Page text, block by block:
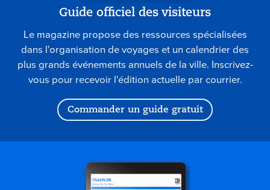
Guide officiel des visiteurs
Le magazine propose des ressources spécialisées
dans l'organisation de voyages et un calendrier des
plus grands événements annuels de la ville. Inscrivez-
vous pour recevoir l'édition actuelle par courrier.
Commander un guide gratuit